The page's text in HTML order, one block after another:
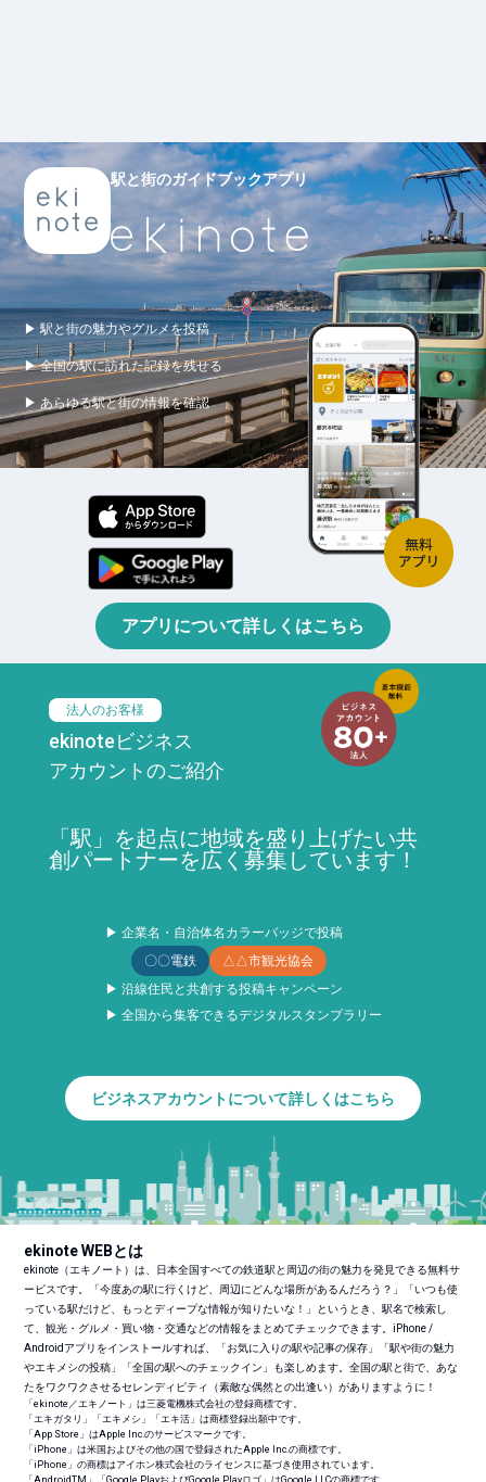
駅と街のガイドブックアプリ
▶ 駅と街の魅力やグルメを投稿
▶ 全国の駅に訪れた記録を残せる
▶ あらゆる駅と街の情報を確認
アプリについて詳しくはこちら
法人のお客様
ekinoteビジネス
アカウントのご紹介
「駅」を起点に地域を盛り上げたい共
創パートナーを広く募集しています！
▶ 企業名・自治体名カラーバッジで投稿
〇〇電鉄
△△市観光協会
▶ 沿線住民と共創する投稿キャンペーン
▶ 全国から集客できるデジタルスタンプラリー
ビジネスアカウントについて詳しくはこちら
ekinote WEBとは
ekinote（エキノート）は、日本全国すべての鉄道駅と周辺の街の魅力を発見できる無料サ
ービスです。「今度あの駅に行くけど、周辺にどんな場所があるんだろう？」「いつも使
っている駅だけど、もっとディープな情報が知りたいな！」というとき、駅名で検索し
て、観光・グルメ・買い物・交通などの情報をまとめてチェックできます。iPhone /
Androidアプリをインストールすれば、「お気に入りの駅や記事の保存」「駅や街の魅力
やエキメシの投稿」「全国の駅へのチェックイン」も楽しめます。全国の駅と街で、あな
たをワクワクさせるセレンディピティ（素敵な偶然との出逢い）がありますように！
「ekinote／エキノート」は三菱電機株式会社の登録商標です。
「エキガタリ」「エキメシ」「エキ活」は商標登録出願中です。
「App Store」はApple Inc.のサービスマークです。
「iPhone」は米国およびその他の国で登録されたApple Inc.の商標です。
「iPhone」の商標はアイホン株式会社のライセンスに基づき使用されています。